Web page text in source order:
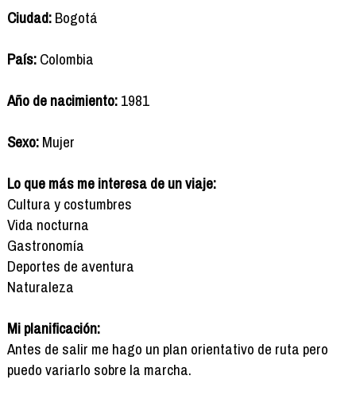
Ciudad:Bogotá
País:Colombia
Año de nacimiento:1981
Sexo:Mujer
Lo que más me interesa de un viaje:
Cultura y costumbres
Vida nocturna
Gastronomía
Deportes de aventura
Naturaleza
Mi planificación:
Antes de salir me hago un plan orientativo de ruta pero
puedo variarlo sobre la marcha.